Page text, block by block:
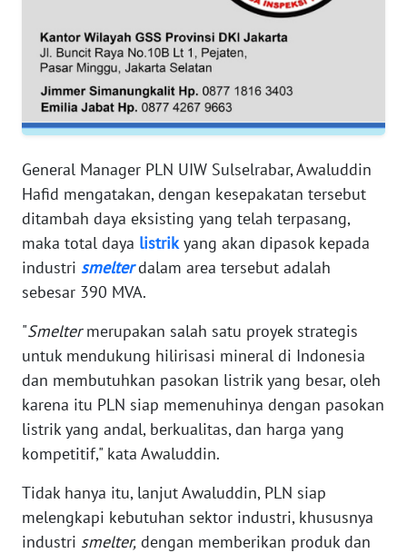
General Manager PLN UIW Sulselrabar, Awaluddin
Hafid mengatakan, dengan kesepakatan tersebut
ditambah daya eksisting yang telah terpasang,
maka total daya listrik yang akan dipasok kepada
industri smelterdalam area tersebut adalah
sebesar 390 MVA.
"Smeltermerupakan salah satu proyek strategis
untuk mendukung hilirisasi mineral di Indonesia
dan membutuhkan pasokan listrik yang besar, oleh
karena itu PLN siap memenuhinya dengan pasokan
listrik yang andal, berkualitas, dan harga yang
kompetitif," kata Awaluddin.
Tidak hanya itu, lanjut Awaluddin, PLN siap
melengkapi kebutuhan sektor industri, khususnya
industri smelter, dengan memberikan produk dan
PAPUA
BARAT
WN
RIAU
WN
SERAMBI
WN
JAMBI
SULTRA
WN
NTB
WN
SULTENG
WN
SULBAR